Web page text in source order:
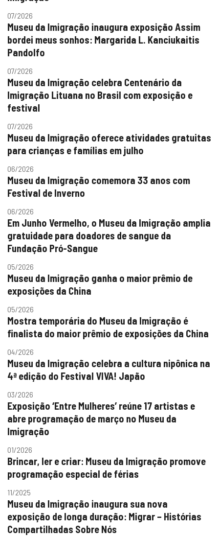
07/2026
Museu da Imigração inaugura exposição Assim
bordei meus sonhos: Margarida L. Kanciukaitis
Pandolfo
07/2026
Museu da Imigração celebra Centenário da
Imigração Lituana no Brasil com exposição e
festival
07/2026
Museu da Imigração oferece atividades gratuitas
para crianças e famílias em julho
06/2026
Museu da Imigração comemora 33 anos com
Festival de Inverno
06/2026
Em Junho Vermelho, o Museu da Imigração amplia
gratuidade para doadores de sangue da
Fundação Pró-Sangue
05/2026
Museu da Imigração ganha o maior prêmio de
exposições da China
05/2026
Mostra temporária do Museu da Imigração é
finalista do maior prêmio de exposições da China
04/2026
Museu da Imigração celebra a cultura nipônica na
4ª edição do Festival VIVA! Japão
03/2026
Exposição ‘Entre Mulheres’ reúne 17 artistas e
abre programação de março no Museu da
Imigração
01/2026
Brincar, ler e criar: Museu da Imigração promove
programação especial de férias
11/2025
Museu da Imigração inaugura sua nova
exposição de longa duração: Migrar – Histórias
Compartilhadas Sobre Nós